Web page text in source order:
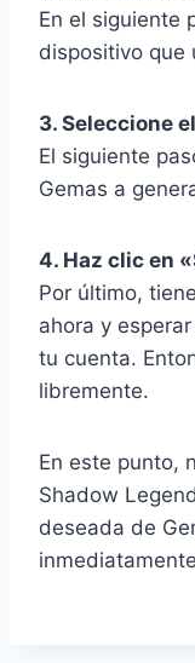
En el siguiente
dispositivo que
3. Seleccione
El siguiente
Gemas a
4. Haz clic en
Por último,
ahora y
tu cuenta.
libremente.
En este punto,
Shadow
deseada de